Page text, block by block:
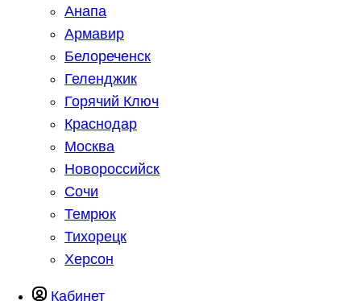
Анапа
Армавир
Белореченск
Геленджик
Горячий Ключ
Краснодар
Москва
Новороссийск
Сочи
Темрюк
Тихорецк
Херсон
Кабинет